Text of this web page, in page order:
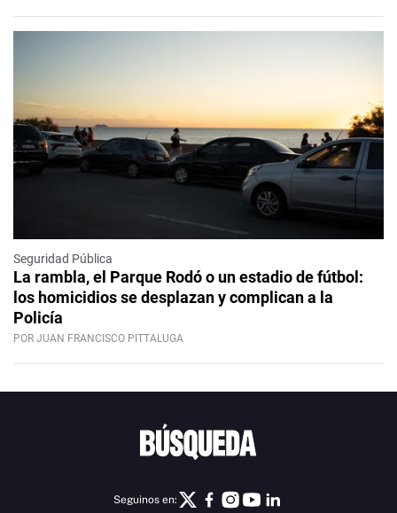
Seguridad Pública
La rambla, el Parque Rodó o un estadio de fútbol:
los homicidios se desplazan y complican a la
Policía
POR JUAN FRANCISCO PITTALUGA
Seguinos en: